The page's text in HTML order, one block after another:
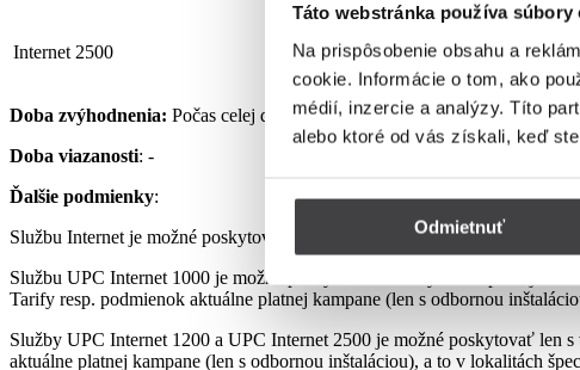
Táto webstránka používa súbory
Na prispôsobenie obsahu a
cookie. Informácie o tom, ako
médií, inzercie a analýzy. Títo
alebo ktoré od vás získali, keď
Odmietnuť
Internet 2500 32,90 €
Doba zvýhodnenia: Počas celej doby využívania Služby podľa
Doba viazanosti: -
Ďalšie podmienky:
Službu Internet je možné poskytovať len s využitím prenajatého, resp.
Službu UPC Internet 1000 je možné poskytovať len s využitím
Tarify resp. podmienok aktuálne platnej kampane (len s odbornou
Služby UPC Internet 1200 a UPC Internet 2500 je možné poskytovať len
aktuálne platnej kampane (len s odbornou inštaláciou), a to v lokalitách